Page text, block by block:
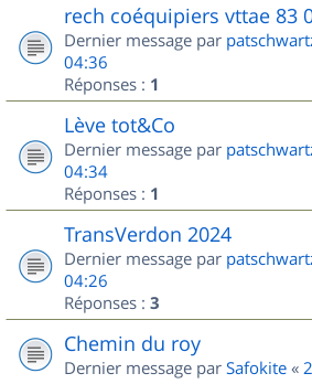
rech coéquipiers vttae 83
Dernier message par
04:36
Réponses : 1
Lève tot&Co
Dernier message par
04:34
Réponses : 1
TransVerdon 2024
Dernier message par
04:26
Réponses : 3
Chemin du roy
Dernier message par Safokite «